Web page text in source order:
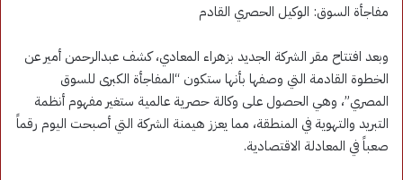
مفاجأة السوق: الوكيل الحصري القادم
وبعد افتتاح مقر الشركة الجديد بزهراء المعادي، كشف عبدالرحمن أمير عن
الخطوة القادمة التي وصفها بأنها ستكون “المفاجأة الكبرى للسوق
المصري”، وهي الحصول على وكالة حصرية عالمية ستغير مفهوم أنظمة
التبريد والتهوية في المنطقة، مما يعزز هيمنة الشركة التي أصبحت اليوم رقماً
صعباً في المعادلة الاقتصادية.